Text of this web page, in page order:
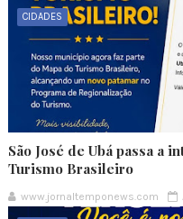
CIDADES
São José de Ubá passa a
Turismo Brasileiro
www.jornaltemponews.com